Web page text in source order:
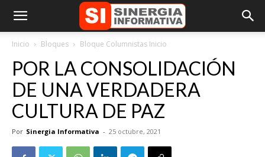
Inicio Bloques Bloque Columnistas Inicio
POR LA CONSOLIDACIÓN
DE UNA VERDADERA
CULTURA DE PAZ
Por Sinergia Informativa - 25 octubre, 2021